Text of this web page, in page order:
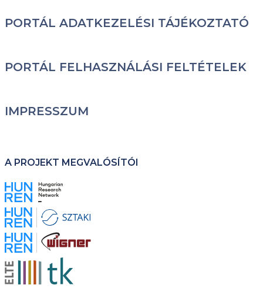
PORTÁL ADATKEZELÉSI TÁJÉKOZTATÓ
PORTÁL FELHASZNÁLÁSI FELTÉTELEK
IMPRESSZUM
A PROJEKT MEGVALÓSÍTÓI
Kép
Kép
Kép
Kép